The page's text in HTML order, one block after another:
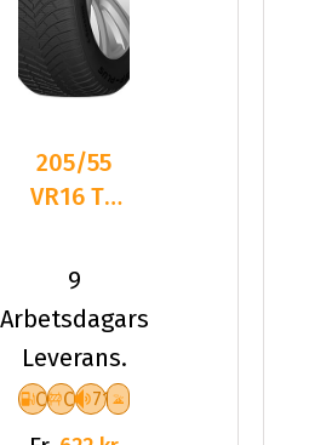
205/55
VR16 TL
DASP-
PLUS XL
9
Arbetsdagars
Leverans.
C C 71